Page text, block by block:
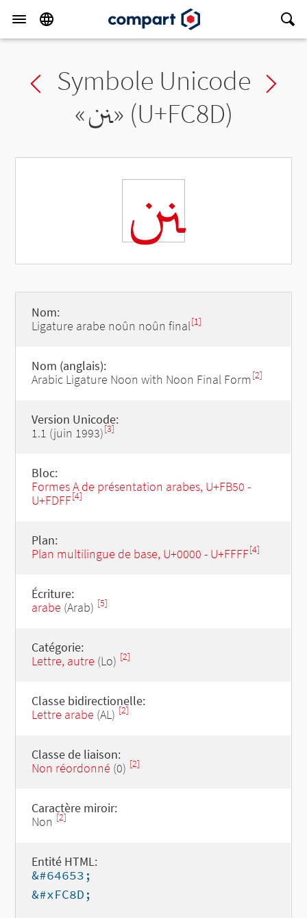
Previous char
Symbole Unicode
«ﲍ» (U+FC8D)
ﲍ
Nom:
Ligature arabe noûn noûn final[1]
Nom (anglais):
Arabic Ligature Noon with Noon Final Form [2]
Version Unicode:
1.1 (juin 1993)[3]
Bloc:
Formes A de présentation arabes, U+FB50 -
U+FDFF[4]
Plan:
Plan multilingue de base, U+0000 - U+FFFF[4]
Écriture:
arabe (Arab) [5]
Catégorie:
Lettre, autre (Lo) [2]
Classe bidirectionelle:
Lettre arabe (AL) [2]
Classe de liaison:
Non réordonné (0) [2]
Caractère miroir:
Non [2]
Entité HTML:
&#64653;
&#xFC8D;